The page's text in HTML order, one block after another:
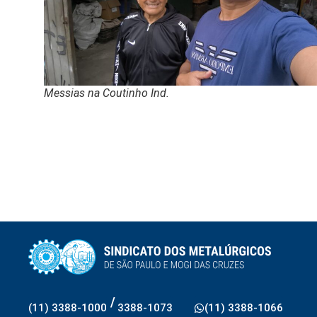
Messias na Coutinho Ind.
(11) 3388-1000 / 3388-1073 (11) 3388-1066